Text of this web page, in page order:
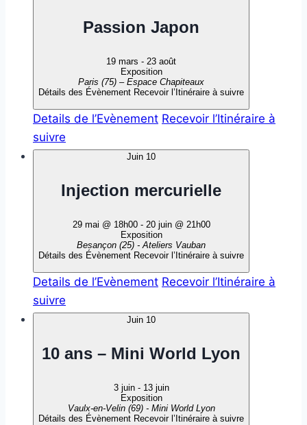
Passion Japon
19 mars - 23 août
Exposition
Paris (75) – Espace Chapiteaux
Détails des Évènement Recevoir l’Itinéraire à suivre
Details de l’Evènement Recevoir l’Itinéraire à
suivre
Juin 10
Injection mercurielle
29 mai @ 18h00- 20 juin @ 21h00
Exposition
Besançon (25) - Ateliers Vauban
Détails des Évènement Recevoir l’Itinéraire à suivre
Details de l’Evènement Recevoir l’Itinéraire à
suivre
Juin 10
10 ans – Mini World Lyon
3 juin- 13 juin
Exposition
Vaulx-en-Velin (69) - Mini World Lyon
Détails des Évènement Recevoir l’Itinéraire à suivre